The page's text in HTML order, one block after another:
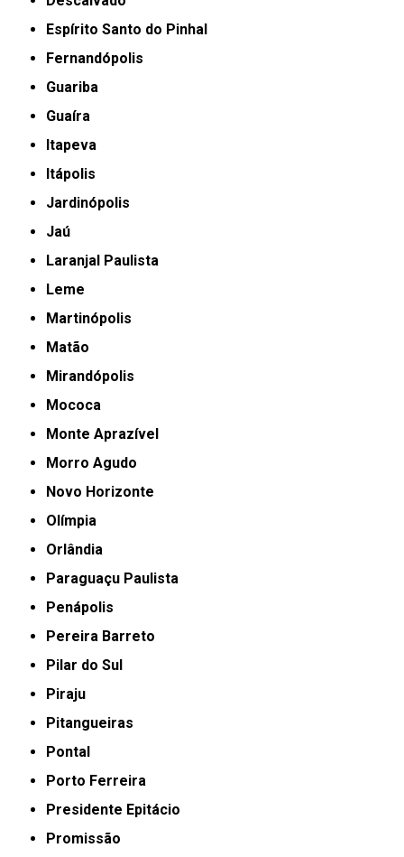
Espírito Santo do Pinhal
Fernandópolis
Guariba
Guaíra
Itapeva
Itápolis
Jardinópolis
Jaú
Laranjal Paulista
Leme
Martinópolis
Matão
Mirandópolis
Mococa
Monte Aprazível
Morro Agudo
Novo Horizonte
Olímpia
Orlândia
Paraguaçu Paulista
Penápolis
Pereira Barreto
Pilar do Sul
Piraju
Pitangueiras
Pontal
Porto Ferreira
Presidente Epitácio
Promissão